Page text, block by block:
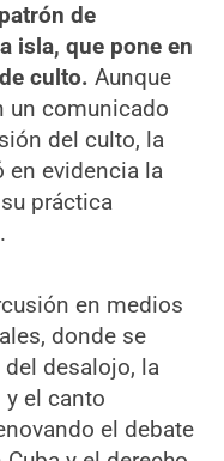
de
isla, que pone en
culto. Aunque
un comunicado
del culto, la
en evidencia la
práctica
en medios
donde se
desalojo, la
el canto
el debate